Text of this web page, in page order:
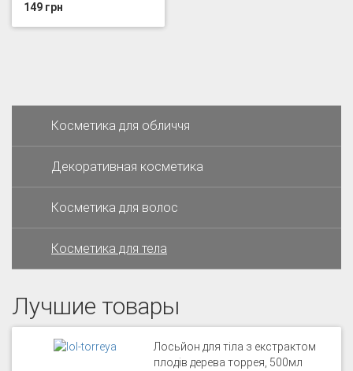
149 грн
Косметика для обличчя
Декоративная косметика
Косметика для волос
Косметика для тела
Лучшие товары
Лосьйон для тіла з екстрактом
плодів дерева торрея, 500мл